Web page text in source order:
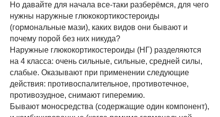
Но давайте для начала все-таки разберёмся, для чего
нужны наружные глюкокортикостероиды
(гормональные мази), каких видов они бывают и
почему порой без них никуда?
Наружные глюкокортикостероиды (НГ) разделяются
на 4 класса: очень сильные, сильные, средней силы,
слабые. Оказывают при применении следующие
действия: противоспалительное, противотечное,
противозудное, снимают гиперемию.
Бывают моносредства (содержащие один компонент),